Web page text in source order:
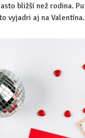
bližší než rodina.
vyjadri aj na